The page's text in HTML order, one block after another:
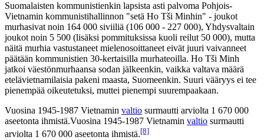
Suomalaisten kommunistienkin lapsista asti palvoma Pohjois-
Vietnamin kommunistihallinnon "setä Ho Tši Minhin" - joukot
murhasivat noin 164 000 siviiliä (106 000 - 227 000), Yhdysvaltain
joukot noin 5 500 (lisäksi pommituksissa kuoli reilut 50 000), mutta
näitä murhia vastustaneet mielenosoittaneet eivät juuri vaivanneet
päätään kommunistien 30-kertaisilla murhateoilla. Ho Tši Minh
jatkoi väestönmurhaansa sodan jälkeenkin, vaikka valtava määrä
etelävietnamilaisia pakeni maasta, Suomeenkin. Suuri vääryys ei tee
pienempää oikeutetuksi, muttei pienempi suurempaakaan.
Vuosina 1945-1987 Vietnamin valtio surmautti arviolta 1 670 000
aseetonta ihmistä.Vuosina 1945-1987 Vietnamin valtio surmautti
arviolta 1 670 000 aseetonta ihmistä.[8]